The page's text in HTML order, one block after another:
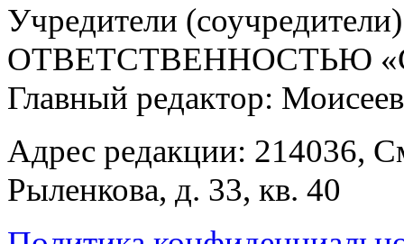
Учредители
ОТВЕТСТВЕННОСТЬЮ
Главный редактор:
Адрес редакции: 214036,
Рыленкова, д. 33, кв. 40